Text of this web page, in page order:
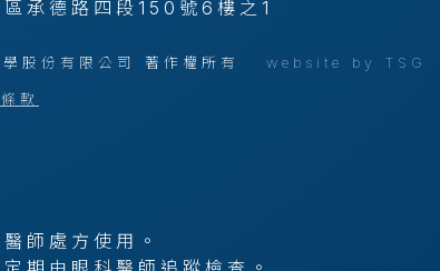
承德路四段150號6樓之1
股份有限公司 著作權所有 website by TSG
款
師處方使用。